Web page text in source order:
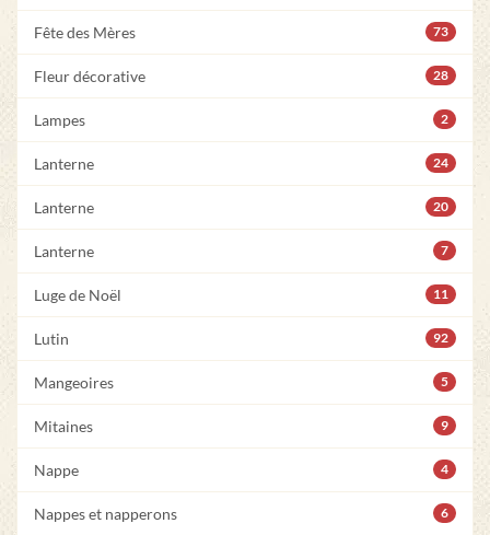
Fête des Mères 73
Fleur décorative 28
Lampes 2
Lanterne 24
Lanterne 20
Lanterne 7
Luge de Noël 11
Lutin 92
Mangeoires 5
Mitaines 9
Nappe 4
Nappes et napperons 6